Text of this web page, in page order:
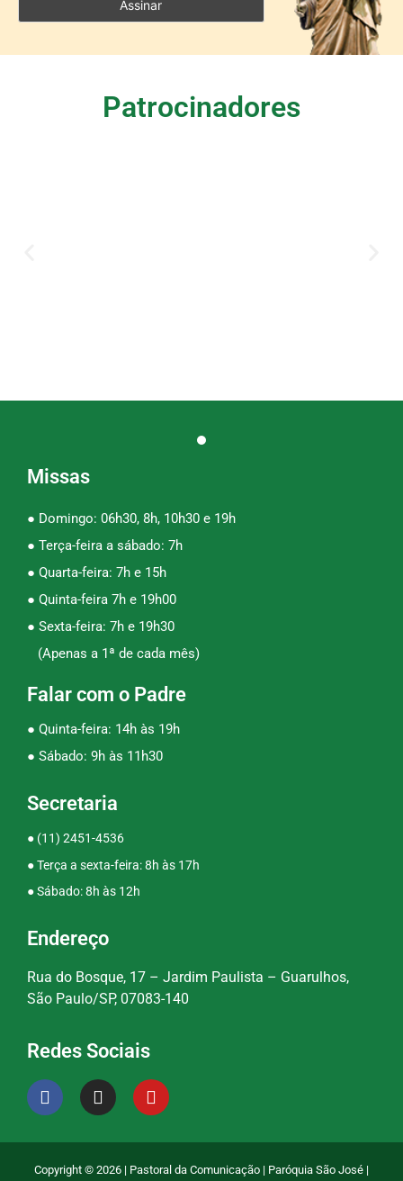
Patrocinadores
Missas
● Domingo: 06h30, 8h, 10h30 e 19h
● Terça-feira a sábado: 7h
● Quarta-feira: 7h e 15h
● Quinta-feira 7h e 19h00
● Sexta-feira: 7h e 19h30
(Apenas a 1ª de cada mês)
Falar com o Padre
● Quinta-feira: 14h às 19h
● Sábado: 9h às 11h30
Secretaria
● (11) 2451-4536
● Terça a sexta-feira: 8h às 17h
● Sábado: 8h às 12h
Endereço
Rua do Bosque, 17 – Jardim Paulista – Guarulhos,
São Paulo/SP, 07083-140
Redes Sociais
Copyright © 2026 | Pastoral da Comunicação | Paróquia São José |